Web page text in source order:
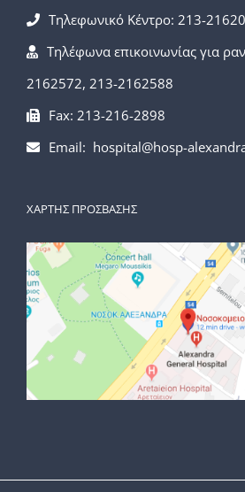
Τηλεφωνικό Κέντρο: 213-
Τηλέφωνα επικοινωνίας για
2162572, 213-2162588
Fax: 213-216-2898
Email: hospital@hosp-
ΧΑΡΤΗΣ ΠΡΟΣΒΑΣΗΣ